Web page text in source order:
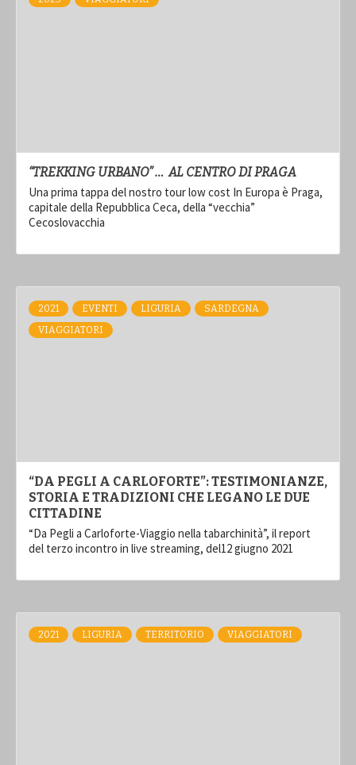
“TREKKING URBANO” … AL CENTRO DI PRAGA
Una prima tappa del nostro tour low cost In Europa è Praga,
capitale della Repubblica Ceca, della “vecchia”
Cecoslovacchia
2021 EVENTI LIGURIA
SARDEGNA
VIAGGIATORI
“DA PEGLI A CARLOFORTE”: TESTIMONIANZE,
STORIA E TRADIZIONI CHE LEGANO LE DUE
CITTADINE
“Da Pegli a Carloforte-Viaggio nella tabarchinità”, il report
del terzo incontro in live streaming, del12 giugno 2021
2021 LIGURIA TERRITORIO VIAGGIATORI